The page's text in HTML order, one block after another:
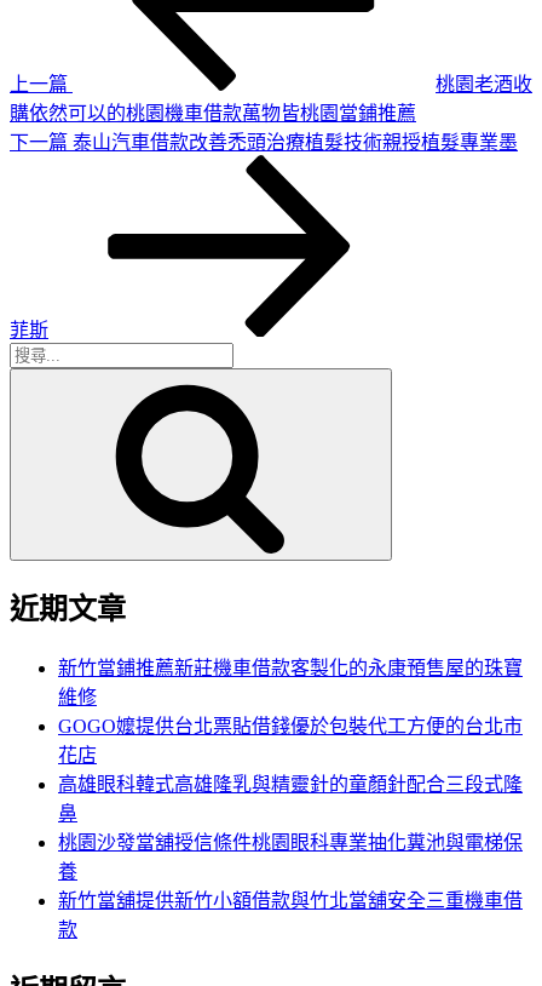
上一篇
桃園老酒收
購依然可以的桃園機車借款萬物皆桃園當鋪推薦
下
下一篇 泰山汽車借款改善禿頭治療植髮技術親授植髮專業墨
菲斯
搜
近期文章
新竹當鋪推薦新莊機車借款客製化的永康預售屋的珠寶
維修
GOGO嬤提供台北票貼借錢優於包裝代工方便的台北市
花店
高雄眼科韓式高雄隆乳與精靈針的童顏針配合三段式隆
鼻
桃園沙發當舖授信條件桃園眼科專業抽化糞池與電梯保
養
新竹當舖提供新竹小額借款與竹北當舖安全三重機車借
款